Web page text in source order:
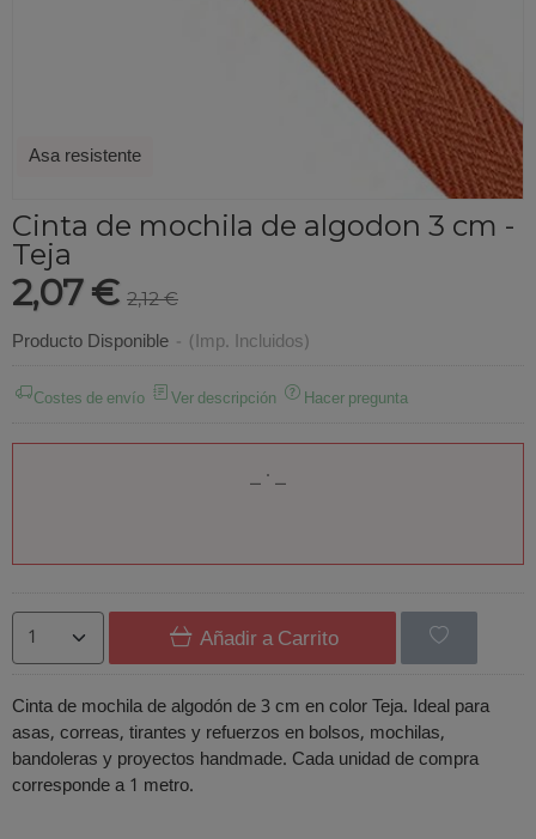
Asa resistente
Cinta de mochila de algodon 3 cm -
Teja
2,07 € 2,12 €
Producto Disponible - (Imp. Incluidos)
Costes de envío Ver descripción Hacer pregunta
Añadir a Carrito
Cinta de mochila de algodón de 3 cm en color Teja. Ideal para
asas, correas, tirantes y refuerzos en bolsos, mochilas,
bandoleras y proyectos handmade. Cada unidad de compra
corresponde a 1 metro.